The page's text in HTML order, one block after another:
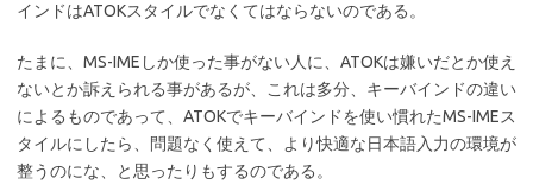
インドはATOKスタイルでなくてはならないのである。
たまに、MS-IMEしか使った事がない人に、ATOKは嫌いだとか使え
ないとか訴えられる事があるが、これは多分、キーバインドの違い
によるものであって、ATOKでキーバインドを使い慣れたMS-IMEス
タイルにしたら、問題なく使えて、より快適な日本語入力の環境が
整うのにな、と思ったりもするのである。